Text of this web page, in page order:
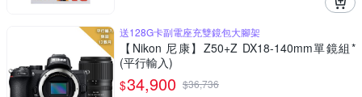
送128G卡副電座充雙鏡包大腳架
【Nikon 尼康】Z50+Z DX18-140mm單鏡組*
(平行輸入)
$34,900 $36,736